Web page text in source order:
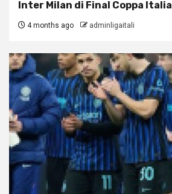
Inter Milan di Final Coppa Italia
4 months ago adminligaitali